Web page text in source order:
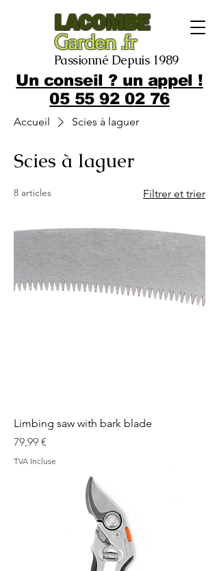
LACOMBE
Garden .fr
Passionné Depuis 1989
Un conseil ? un appel !
05 55 92 02 76
Accueil Scies à laguer
Scies à laguer
8 articles Filtrer et trier
Limbing saw with bark blade
Prix
79,99 €
TVA Incluse